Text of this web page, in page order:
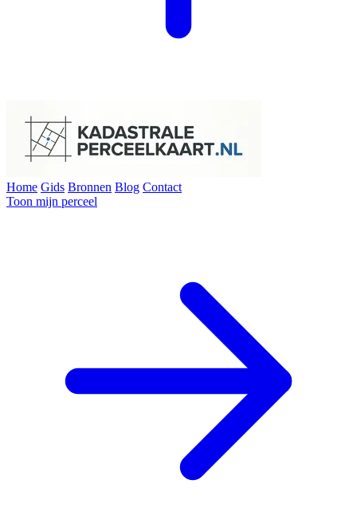
Home Gids Bronnen Blog Contact
Toon mijn perceel